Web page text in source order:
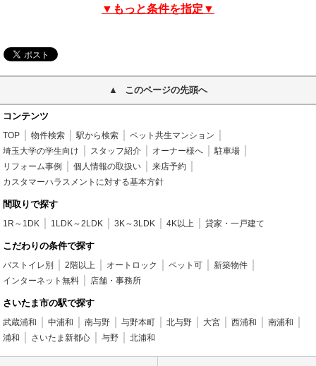
▼もっと条件を指定▼
このページの先頭へ
コンテンツ
TOP 物件検索 駅から検索
ペット共生マンション
埼玉大学の学生向け
スタッフ紹介 オーナー様へ
駐車場
リフォーム事例
個人情報の取扱い
来店予約
カスタマーハラスメントに対する基本方針
間取りで探す
1R～1DK 1LDK～2LDK 3K～3LDK 4K以上 貸家・一戸建て
こだわりの条件で探す
バストイレ別 2階以上 オートロック ペット可
新築物件
インターネット無料
店舗・事務所
さいたま市の駅で探す
武蔵浦和 中浦和 南与野 与野本町 北与野 大宮 西浦和
南浦和
浦和
さいたま新都心 与野 北浦和